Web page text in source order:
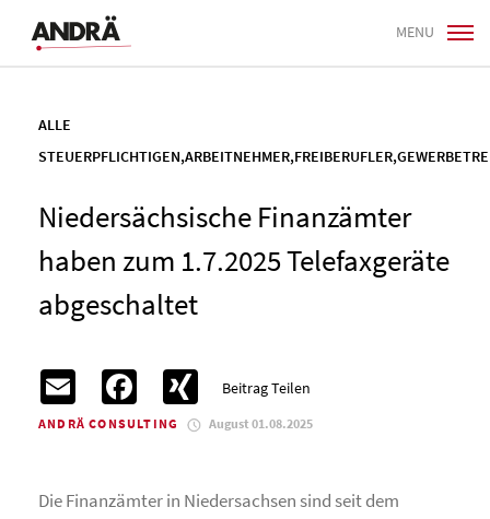
MENU
ALLE
STEUERPFLICHTIGEN,ARBEITNEHMER,FREIBERUFLER,
Niedersächsische Finanzämter
haben zum 1.7.2025 Telefaxgeräte
abgeschaltet
Beitrag Teilen
Email Facebook XING
ANDRÄ CONSULTING August 01.08.2025
Die Finanzämter in Niedersachsen sind seit dem